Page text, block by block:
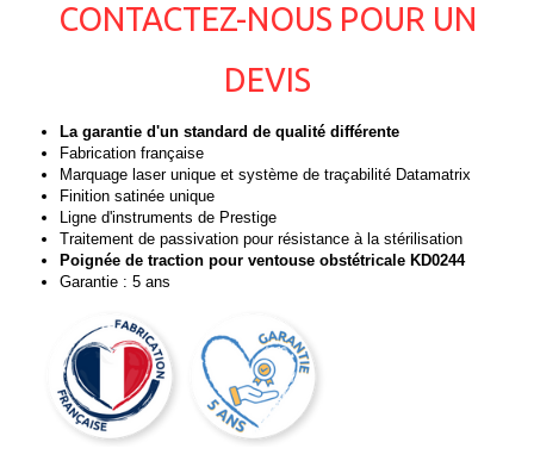
CONTACTEZ-NOUS POUR UN
DEVIS
La garantie d'un standard de qualité différente
Fabrication française
Marquage laser unique et système de traçabilité Datamatrix
Finition satinée unique
Ligne d'instruments de Prestige
Traitement de passivation pour résistance à la stérilisation
Poignée de traction pour ventouse obstétricale KD0244
Garantie : 5 ans